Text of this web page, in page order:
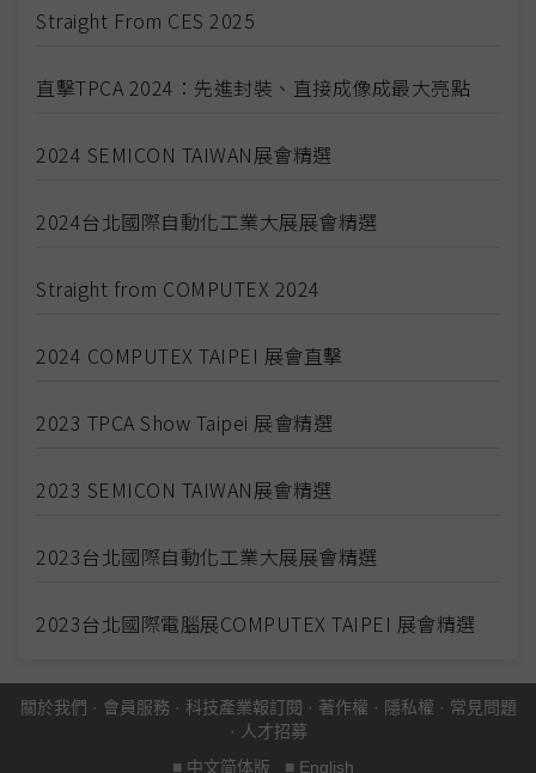
Straight From CES 2025
直擊TPCA 2024：先進封裝、直接成像成最大亮點
2024 SEMICON TAIWAN展會精選
2024台北國際自動化工業大展展會精選
Straight from COMPUTEX 2024
2024 COMPUTEX TAIPEI 展會直擊
2023 TPCA Show Taipei 展會精選
2023 SEMICON TAIWAN展會精選
2023台北國際自動化工業大展展會精選
2023台北國際電腦展COMPUTEX TAIPEI 展會精選
關於我們 · 會員服務 · 科技產業報訂閱 · 著作權 · 隱私權 · 常見問題
· 人才招募
■ 中文简体版 ■ English